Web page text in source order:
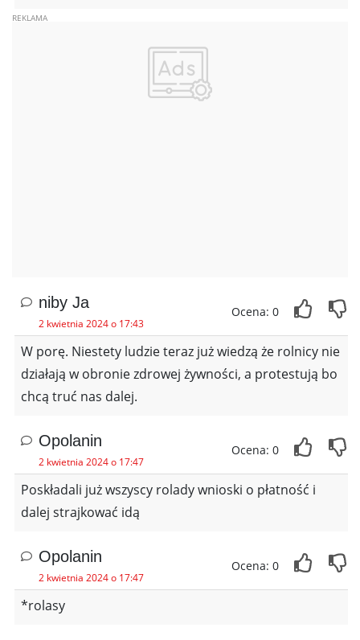
niby Ja
2 kwietnia 2024 o 17:43
Ocena: 0
W porę. Niestety ludzie teraz już wiedzą że rolnicy nie
działają w obronie zdrowej żywności, a protestują bo
chcą truć nas dalej.
Opolanin
2 kwietnia 2024 o 17:47
Ocena: 0
Poskładali już wszyscy rolady wnioski o płatność i
dalej strajkować idą
Opolanin
2 kwietnia 2024 o 17:47
Ocena: 0
*rolasy